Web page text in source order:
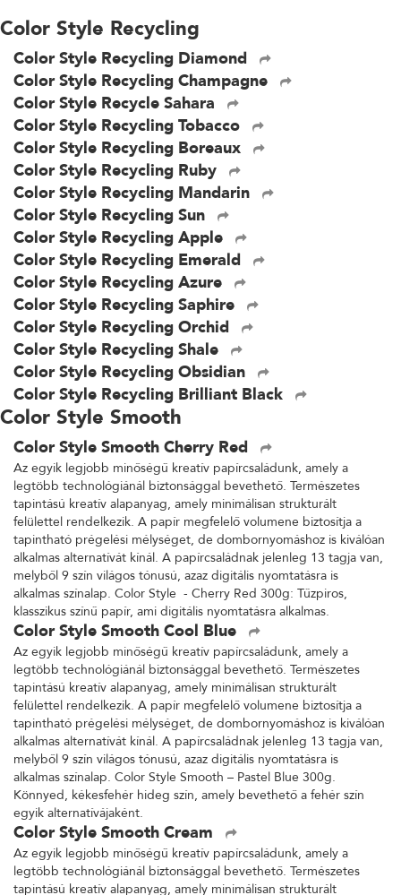
Color Style Recycling
Color Style Recycling Diamond
Color Style Recycling Champagne
Color Style Recycle Sahara
Color Style Recycling Tobacco
Color Style Recycling Boreaux
Color Style Recycling Ruby
Color Style Recycling Mandarin
Color Style Recycling Sun
Color Style Recycling Apple
Color Style Recycling Emerald
Color Style Recycling Azure
Color Style Recycling Saphire
Color Style Recycling Orchid
Color Style Recycling Shale
Color Style Recycling Obsidian
Color Style Recycling Brilliant Black
Color Style Smooth
Color Style Smooth Cherry Red
Az egyik legjobb minőségű kreatív papírcsaládunk, amely a
legtöbb technológiánál biztonsággal bevethető. Természetes
tapintású kreatív alapanyag, amely minimálisan strukturált
felülettel rendelkezik. A papír megfelelő volumene biztosítja a
tapintható prégelési mélységet, de dombornyomáshoz is kiválóan
alkalmas alternatívát kínál. A papírcsaládnak jelenleg 13 tagja van,
melyből 9 szín világos tónusú, azaz digitális nyomtatásra is
alkalmas színalap. Color Style - Cherry Red 300g: Tűzpiros,
klasszikus színű papír, ami digitális nyomtatásra alkalmas.
Color Style Smooth Cool Blue
Az egyik legjobb minőségű kreatív papírcsaládunk, amely a
legtöbb technológiánál biztonsággal bevethető. Természetes
tapintású kreatív alapanyag, amely minimálisan strukturált
felülettel rendelkezik. A papír megfelelő volumene biztosítja a
tapintható prégelési mélységet, de dombornyomáshoz is kiválóan
alkalmas alternatívát kínál. A papírcsaládnak jelenleg 13 tagja van,
melyből 9 szín világos tónusú, azaz digitális nyomtatásra is
alkalmas színalap. Color Style Smooth – Pastel Blue 300g.
Könnyed, kékesfehér hideg szín, amely bevethető a fehér szín
egyik alternatívájaként.
Color Style Smooth Cream
Az egyik legjobb minőségű kreatív papírcsaládunk, amely a
legtöbb technológiánál biztonsággal bevethető. Természetes
tapintású kreatív alapanyag, amely minimálisan strukturált